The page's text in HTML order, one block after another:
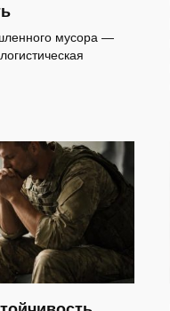
мусора —